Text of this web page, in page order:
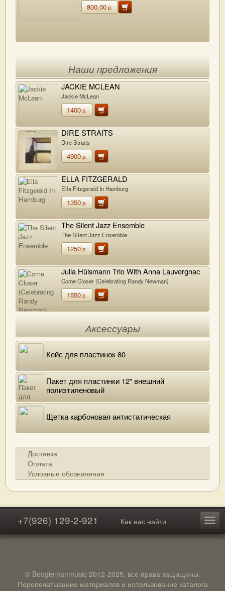
800,00р.
Наши предложения
JACKIE MCLEAN
Jackie McLean
1400р.
DIRE STRAITS
Dire Straits
4900р.
ELLA FITZGERALD
Ella Fitzgerald In Hamburg
1350р.
The Silent Jazz Ensemble
The Silent Jazz Ensemble
1250р.
Julia Hülsmann Trio With Anna Lauvergnac
Come Closer (Celebrating Randy Newman)
1550р.
Аксессуары
Кейс для пластинок 80
Пакет для пластинки 12" внешний
полиэтиленовый
Щетка карбоновая антистатическая
Доставка
Оплата
Условные обозначения
+7(926) 129-2-921 Как нас найти
© Boogiemanmusic 2012-2025, все права защищены.
Перепечатывание материалов и использование каталога